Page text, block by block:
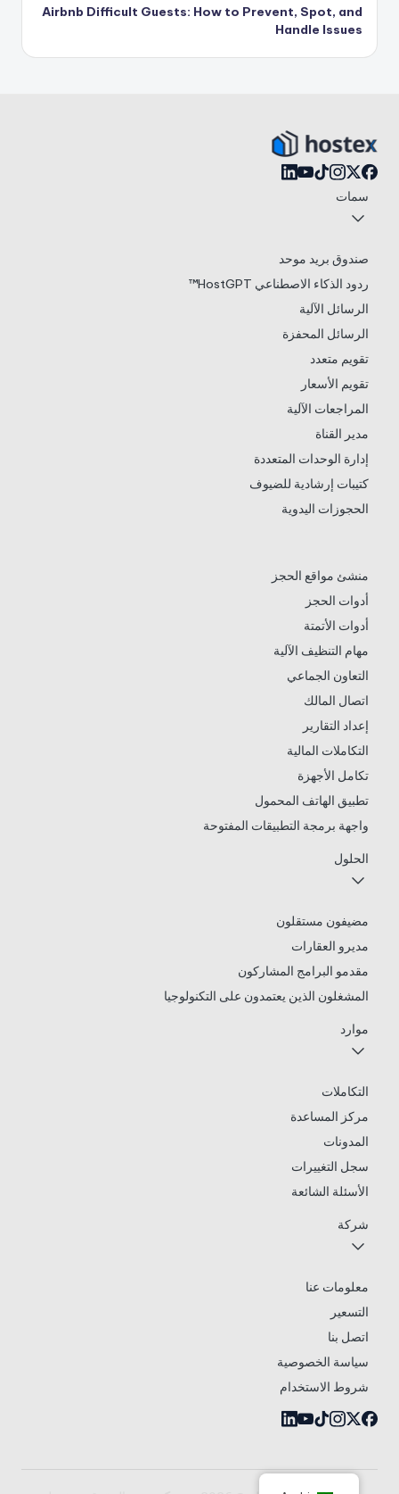
Airbnb Difficult Guests: How to Prevent, Spot, and
Handle Issues
سمات
صندوق بريد موحد
ردود الذكاء الاصطناعي HostGPT™
الرسائل الآلية
الرسائل المحفزة
تقويم متعدد
تقويم الأسعار
المراجعات الآلية
مدير القناة
إدارة الوحدات المتعددة
كتيبات إرشادية للضيوف
الحجوزات اليدوية
منشئ مواقع الحجز
أدوات الحجز
أدوات الأتمتة
مهام التنظيف الآلية
التعاون الجماعي
اتصال المالك
إعداد التقارير
التكاملات المالية
تكامل الأجهزة
تطبيق الهاتف المحمول
واجهة برمجة التطبيقات المفتوحة
الحلول
مضيفون مستقلون
مديرو العقارات
مقدمو البرامج المشاركون
المشغلون الذين يعتمدون على التكنولوجيا
موارد
التكاملات
مركز المساعدة
المدونات
سجل التغييرات
الأسئلة الشائعة
شركة
معلومات عنا
التسعير
اتصل بنا
سياسة الخصوصية
شروط الاستخدام